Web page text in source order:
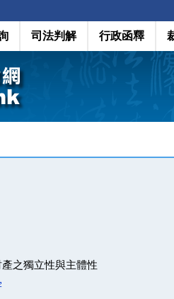
司法判解 行政函釋
之獨立性與主體性